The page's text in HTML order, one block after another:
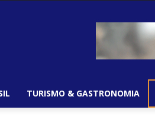
TURISMO & GASTRONOMIA